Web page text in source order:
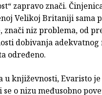
zapravo znači.
Velikoj Britaniji sama
znači niz problema, od
dobivanja adekvatnog
određeno.
književnosti, Evaristo
o nizu međusobno